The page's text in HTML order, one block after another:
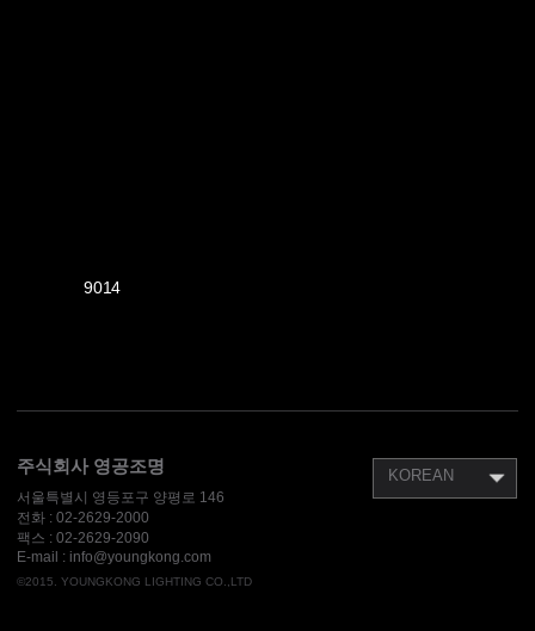
9014
주식회사 영공조명
서울특별시 영등포구 양평로 146
전화 : 02-2629-2000
팩스 : 02-2629-2090
E-mail : info@youngkong.com
©2015. YOUNGKONG LIGHTING CO.,LTD
KOREAN